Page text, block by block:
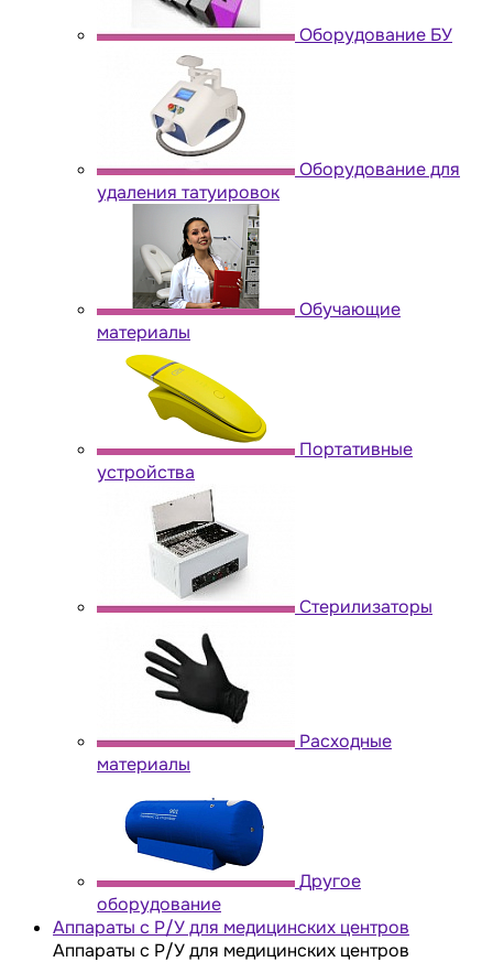
Оборудование БУ
Оборудование для
удаления татуировок
Обучающие
материалы
Портативные
устройства
Стерилизаторы
Расходные
материалы
Другое
оборудование
Аппараты с Р/У для медицинских центров
Аппараты с Р/У для медицинских центров